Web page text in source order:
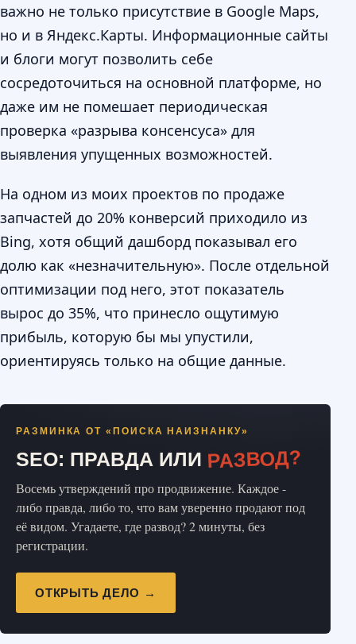
важно не только присутствие в Google Maps,
но и в Яндекс.Карты. Информационные сайты
и блоги могут позволить себе
сосредоточиться на основной платформе, но
даже им не помешает периодическая
проверка «разрыва консенсуса» для
выявления упущенных возможностей.
На одном из моих проектов по продаже
запчастей до 20% конверсий приходило из
Bing, хотя общий дашборд показывал его
долю как «незначительную». После отдельной
оптимизации под него, этот показатель
вырос до 35%, что принесло ощутимую
прибыль, которую бы мы упустили,
ориентируясь только на общие данные.
РАЗМИНКА ОТ «ПОИСКА НАИЗНАНКУ»
SEO: ПРАВДА ИЛИ РАЗВОД?
Восемь утверждений про продвижение. Каждое -
либо правда, либо то, что вам уверенно продают под
её видом. Угадаете, где развод? 2 минуты, без
регистрации.
ОТКРЫТЬ ДЕЛО →